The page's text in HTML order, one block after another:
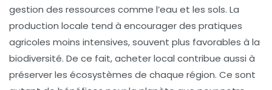
gestion des ressources comme l’eau et les sols. La
production locale tend à encourager des pratiques
agricoles moins intensives, souvent plus favorables à la
biodiversité. De ce fait, acheter local contribue aussi à
préserver les écosystèmes de chaque région. Ce sont